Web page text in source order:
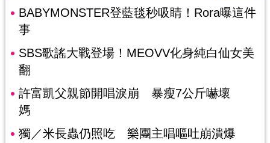
BABYMONSTER登藍毯秒吸睛！Rora曝這件
事
SBS歌謠大戰登場！MEOVV化身純白仙女美
翻
許富凱父親節開唱淚崩 暴瘦7公斤嚇壞
媽
獨／米長蟲仍照吃 樂團主唱嘔吐崩潰爆